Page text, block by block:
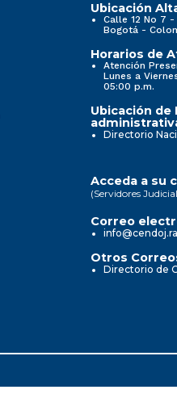
Ubicación
Calle 12 No 7
Bogotá -
Horarios de
Atención
Lunes a
05:00 p.m.
Ubicación de
Directorio
Acceda a su
(Servidores
Correo
Otros
Directorio de